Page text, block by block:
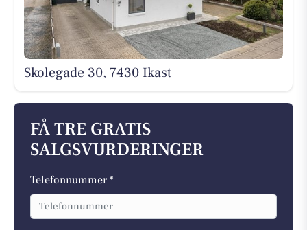
Skolegade 30, 7430 Ikast
FÅ TRE GRATIS
SALGSVURDERINGER
Telefonnummer *